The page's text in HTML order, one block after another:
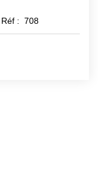
Réf : 708